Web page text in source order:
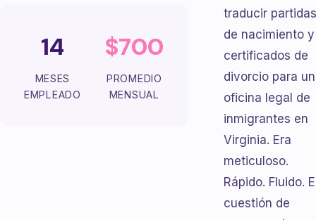
14
MESES
EMPLEADO
$700
PROMEDIO
MENSUAL
traducir partidas
de nacimiento y
certificados de
divorcio para
oficina legal de
inmigrantes en
Virginia. Era
meticuloso.
Rápido. Fluido.
cuestión de